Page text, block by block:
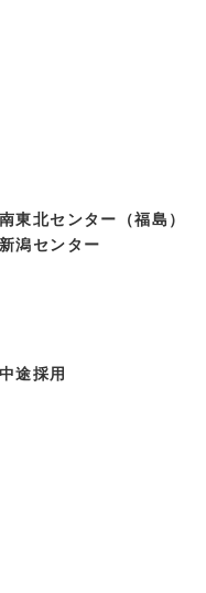
南東北センター（福島）
新潟センター
中途採用